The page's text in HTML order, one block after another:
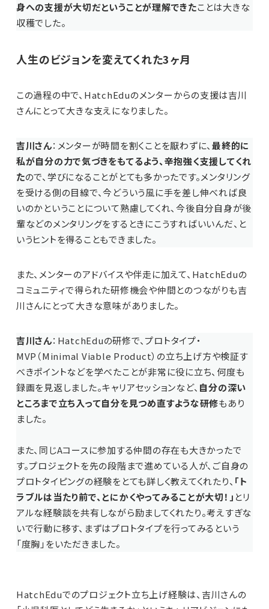
身への支援が大切だということが理解できたことは大きな
収穫でした。
人生のビジョンを変えてくれた3ヶ月
この過程の中で、HatchEduのメンターからの支援は吉川
さんにとって大きな支えになりました。
吉川さん：メンターが時間を割くことを厭わずに、最終的に
私が自分の力で気づきをもてるよう、辛抱強く支援してくれ
たので、学びになることがとても多かったです。メンタリング
を受ける側の目線で、今どういう風に手を差し伸べれば良
いのかということについて熟慮してくれ、今後自分自身が後
輩などのメンタリングをするときにこうすればいいんだ、と
いうヒントを得ることもできました。
また、メンターのアドバイスや伴走に加えて、HatchEduの
コミュニティで得られた研修機会や仲間とのつながりも吉
川さんにとって大きな意味がありました。
吉川さん：HatchEduの研修で、プロトタイプ・
MVP（Minimal Viable Product）の立ち上げ方や検証す
べきポイントなどを学べたことが非常に役に立ち、何度も
録画を見返しました。キャリアセッションなど、 自分の深い
ところまで立ち入って自分を見つめ直すような研修もあり
ました。
また、同じAコースに参加する仲間の存在も大きかったで
す。プロジェクトを先の段階まで進めている人が、ご自身の
プロトタイピングの経験をとても詳しく教えてくれたり、 「ト
ラブルは当たり前で、とにかくやってみることが大切！」 とリ
アルな経験談を共有しながら励ましてくれたり。考えすぎな
いで行動に移す、まずはプロトタイプを行ってみるという
「度胸」をいただきました。
HatchEduでのプロジェクト立ち上げ経験は、吉川さんの